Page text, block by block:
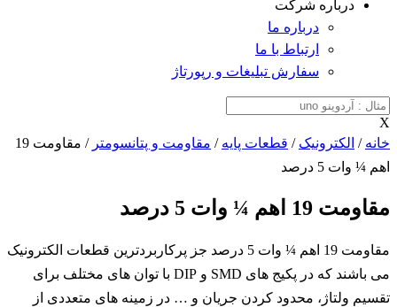
درباره شرکت
درباره ما
ارتباط با ما
سفارش تبلیغات و رپورتاژ
X
خانه / الکترونیک / قطعات پایه / مقاومت و پتانسومتر
/ مقاومت 19
اهم ¼ وات 5 درصد
مقاومت 19 اهم ¼ وات 5 درصد
مقاومت 19 اهم ¼ وات 5 درصد جز پرکاربردترین قطعات الکترونیک
می باشند که در پکیج های SMD و DIP با توان های مختلف برای
تقسیم ولتاژ، محدود کردن جریان و … در زمینه های متعددی از